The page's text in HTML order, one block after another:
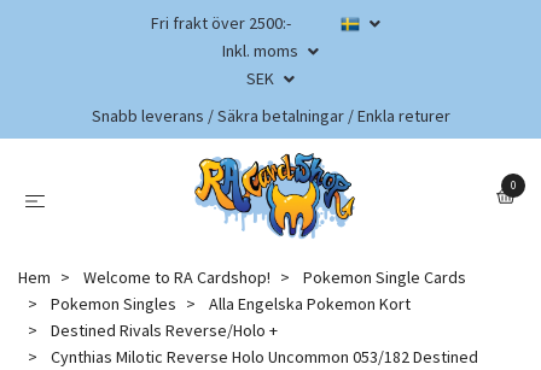
Fri frakt över 2500:-
Inkl. moms
SEK
Snabb leverans / Säkra betalningar / Enkla returer
0
Hem Welcome to RA Cardshop!
Pokemon Single Cards
Pokemon Singles
Alla Engelska Pokemon Kort
Destined Rivals Reverse/Holo +
Cynthias Milotic Reverse Holo Uncommon 053/182 Destined